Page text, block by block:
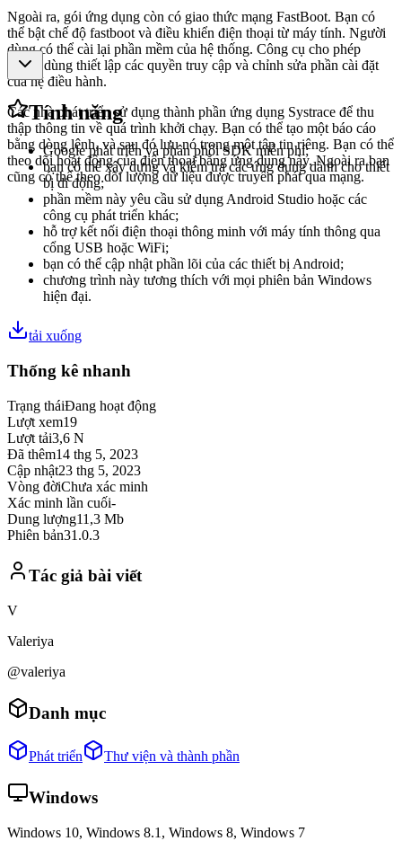
Ngoài ra, gói ứng dụng còn có giao thức mạng FastBoot. Bạn có
thể bật chế độ fastboot và điều khiển điện thoại từ máy tính. Người
dùng có thể cài lại phần mềm của hệ thống. Công cụ cho phép
người dùng thiết lập các quyền truy cập và chỉnh sửa phần cài đặt
của hệ điều hành.
Các nhà phát triển sử dụng thành phần ứng dụng Systrace để thu
thập thông tin về quá trình khởi chạy. Bạn có thể tạo một báo cáo
bằng dòng lệnh, và sau đó lưu nó trong một tập tin riêng. Bạn có thể
theo dõi hoạt động của điện thoại bằng ứng dụng này. Ngoài ra bạn
cũng có thể theo dõi lượng dữ liệu được truyền phát qua mạng.
Tính năng
Google phát triển và phân phối SDK miễn phí;
bạn có thể xây dựng và kiểm tra các ứng dụng dành cho thiết
bị di động;
phần mềm này yêu cầu sử dụng Android Studio hoặc các
công cụ phát triển khác;
hỗ trợ kết nối điện thoại thông minh với máy tính thông qua
cổng USB hoặc WiFi;
bạn có thể cập nhật phần lõi của các thiết bị Android;
chương trình này tương thích với mọi phiên bản Windows
hiện đại.
tải xuống
Thống kê nhanh
Trạng tháiĐang hoạt động
Lượt xem19
Lượt tải3,6 N
Đã thêm14 thg 5, 2023
Cập nhật23 thg 5, 2023
Vòng đờiChưa xác minh
Xác minh lần cuối-
Dung lượng11,3 Mb
Phiên bản31.0.3
Tác giả bài viết
V
Valeriya
@valeriya
Danh mục
Phát triển Thư viện và thành phần
Windows
Windows 10, Windows 8.1, Windows 8, Windows 7